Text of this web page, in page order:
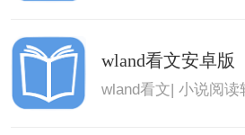
wland看文安卓版
wland看文|小说阅读